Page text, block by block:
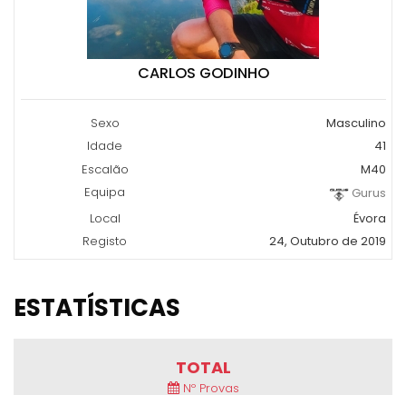
CARLOS GODINHO
Sexo
Masculino
Idade
41
Escalão
M40
Equipa
Gurus
Local
Évora
Registo
24, Outubro de 2019
ESTATÍSTICAS
TOTAL
Nº Provas